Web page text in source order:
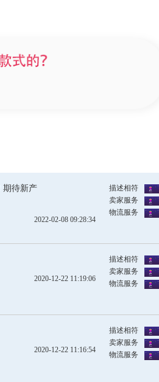
期待新产
描述相符
卖家服务
物流服务
2022-02-08 09:28:34
描述相符
卖家服务
物流服务
2020-12-22 11:19:06
描述相符
卖家服务
物流服务
2020-12-22 11:16:54